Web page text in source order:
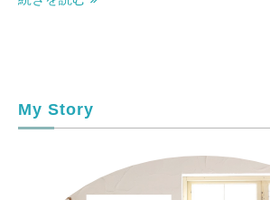
My Story